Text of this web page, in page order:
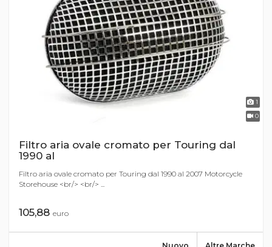
1
0
Filtro aria ovale cromato per Touring dal
1990 al
Filtro aria ovale cromato per Touring dal 1990 al 2007 Motorcycle
Storehouse <br/> <br/> ...
105,88 euro